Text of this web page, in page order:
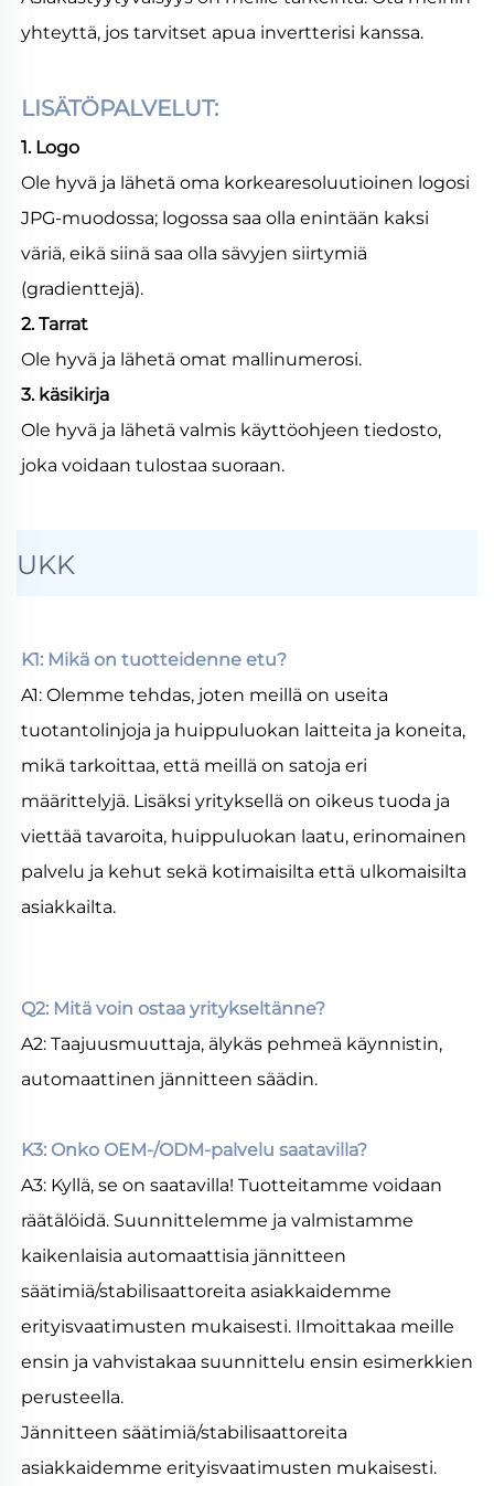
yhteyttä, jos tarvitset apua invertterisi kanssa.
LISÄTÖPALVELUT:
1. Logo
Ole hyvä ja lähetä oma korkearesoluutioinen logosi
JPG-muodossa; logossa saa olla enintään kaksi
väriä, eikä siinä saa olla sävyjen siirtymiä
(gradienttejä).
2. Tarrat
Ole hyvä ja lähetä omat mallinumerosi.
3. käsikirja
Ole hyvä ja lähetä valmis käyttöohjeen tiedosto,
joka voidaan tulostaa suoraan.
UKK
K1: Mikä on tuotteidenne etu?
A1: Olemme tehdas, joten meillä on useita
tuotantolinjoja ja huippuluokan laitteita ja koneita,
mikä tarkoittaa, että meillä on satoja eri
määrittelyjä. Lisäksi yrityksellä on oikeus tuoda ja
viettää tavaroita, huippuluokan laatu, erinomainen
palvelu ja kehut sekä kotimaisilta että ulkomaisilta
asiakkailta.
Q2: Mitä voin ostaa yritykseltänne?
A2: Taajuusmuuttaja, älykäs pehmeä käynnistin,
automaattinen jännitteen säädin.
K3: Onko OEM-/ODM-palvelu saatavilla?
A3: Kyllä, se on saatavilla! Tuotteitamme voidaan
räätälöidä. Suunnittelemme ja valmistamme
kaikenlaisia automaattisia jännitteen
säätimiä/stabilisaattoreita asiakkaidemme
erityisvaatimusten mukaisesti. Ilmoittakaa meille
ensin ja vahvistakaa suunnittelu ensin esimerkkien
perusteella.
Jännitteen säätimiä/stabilisaattoreita
asiakkaidemme erityisvaatimusten mukaisesti.